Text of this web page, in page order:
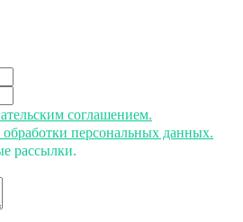
соглашением.
обработки персональных данных.
рассылки.